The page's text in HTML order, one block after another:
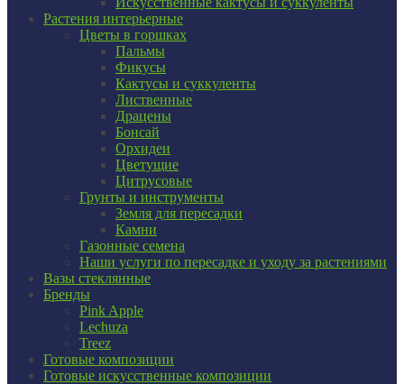
Растения интерьерные
Цветы в горшках
Пальмы
Фикусы
Кактусы и суккуленты
Лиственные
Драцены
Бонсай
Орхидеи
Цветущие
Цитрусовые
Грунты и инструменты
Земля для пересадки
Камни
Газонные семена
Наши услуги по пересадке и уходу за растениями
Вазы стеклянные
Бренды
Pink Apple
Lechuza
Treez
Готовые композиции
Готовые искусственные композиции